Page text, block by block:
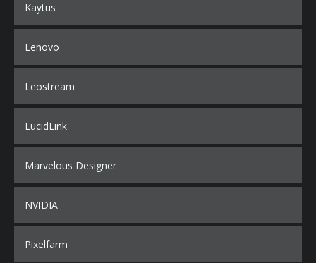
Kaytus
Lenovo
Leostream
LucidLink
Marvelous Designer
NVIDIA
Pixelfarm